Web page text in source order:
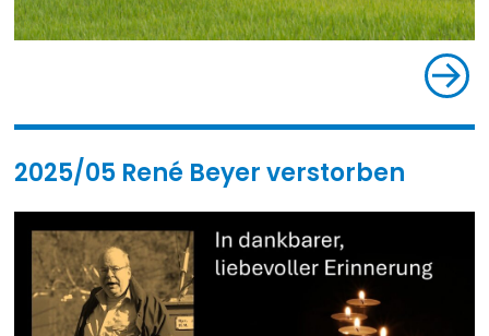
2025/05 René Beyer verstorben